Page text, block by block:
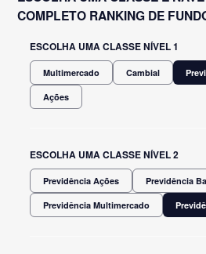
COMPLETO RANKING DE
ESCOLHA UMA CLASSE NÍVEL 1
Multimercado Cambial
Ações
ESCOLHA UMA CLASSE NÍVEL 2
Previdência Ações Previdência
Previdência Multimercado